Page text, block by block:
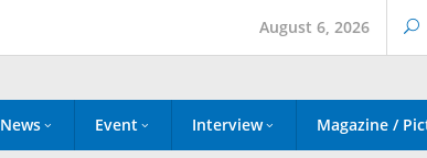
August 6, 2026
News Event Interview Magazine /